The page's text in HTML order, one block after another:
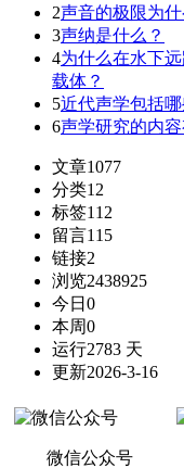
2声音的极限为什
3声纳是什么？
4为什么在水下
载体？
5近代声学包括
6声学研究的内容
文章1077
分类12
标签112
留言115
链接2
浏览2438925
今日 0
本周0
运行2783 天
更新2026-3-16
微信公众号